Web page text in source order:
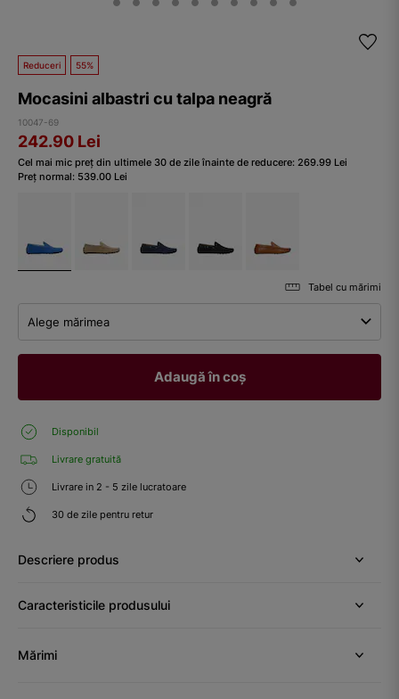
Reduceri 55%
Mocasini albastri cu talpa neagră
10047-69
242.90 Lei
Cel mai mic preț din ultimele 30 de zile înainte de reducere: 269.99 Lei
Preț normal: 539.00 Lei
Tabel cu mărimi
Alege mărimea
Adaugă în coș
Disponibil
Livrare gratuită
Livrare in 2 - 5 zile lucratoare
30 de zile pentru retur
Descriere produs
Caracteristicile produsului
Mărimi